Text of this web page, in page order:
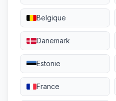
Belgique
Danemark
Estonie
France